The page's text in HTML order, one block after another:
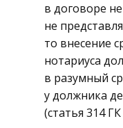
в договоре
не
то внесение
нотариуса
в разумный
у должника
(статья 314